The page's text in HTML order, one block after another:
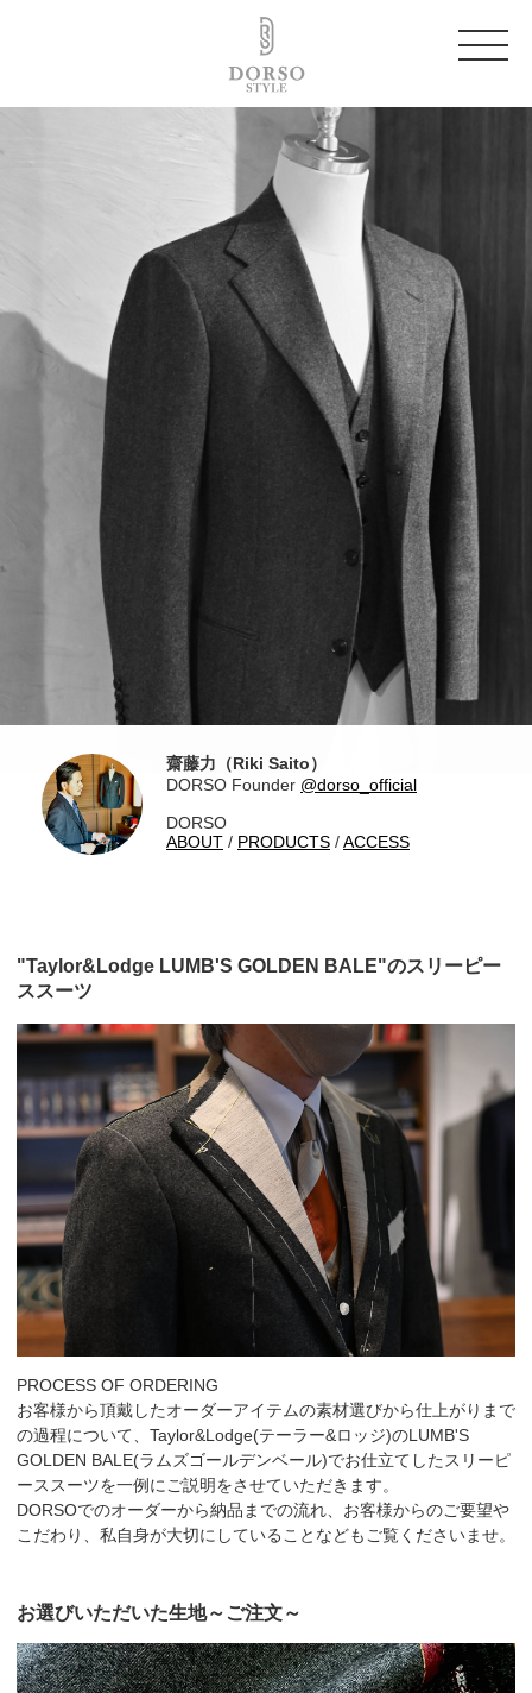
齋藤力（Riki Saito）
DORSO Founder @dorso_official
DORSO
ABOUT / PRODUCTS /ACCESS
"Taylor&Lodge LUMB'S GOLDEN BALE"のスリーピー
ススーツ
PROCESS OF ORDERING
お客様から頂戴したオーダーアイテムの素材選びから仕上がりまで
の過程について、Taylor&Lodge(テーラー&ロッジ)のLUMB'S
GOLDEN BALE(ラムズゴールデンベール)でお仕立てしたスリーピ
ーススーツを一例にご説明をさせていただきます。
DORSOでのオーダーから納品までの流れ、お客様からのご要望や
こだわり、私自身が大切にしていることなどもご覧くださいませ。
お選びいただいた生地～ご注文～